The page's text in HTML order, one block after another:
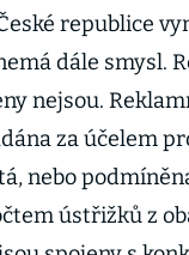
republice
dále smysl.
nejsou.
za účelem
nebo
ústřižků z